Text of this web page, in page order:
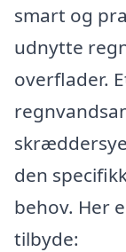
smart og
udnytte
overflader.
den
behov. Her
tilbyde: